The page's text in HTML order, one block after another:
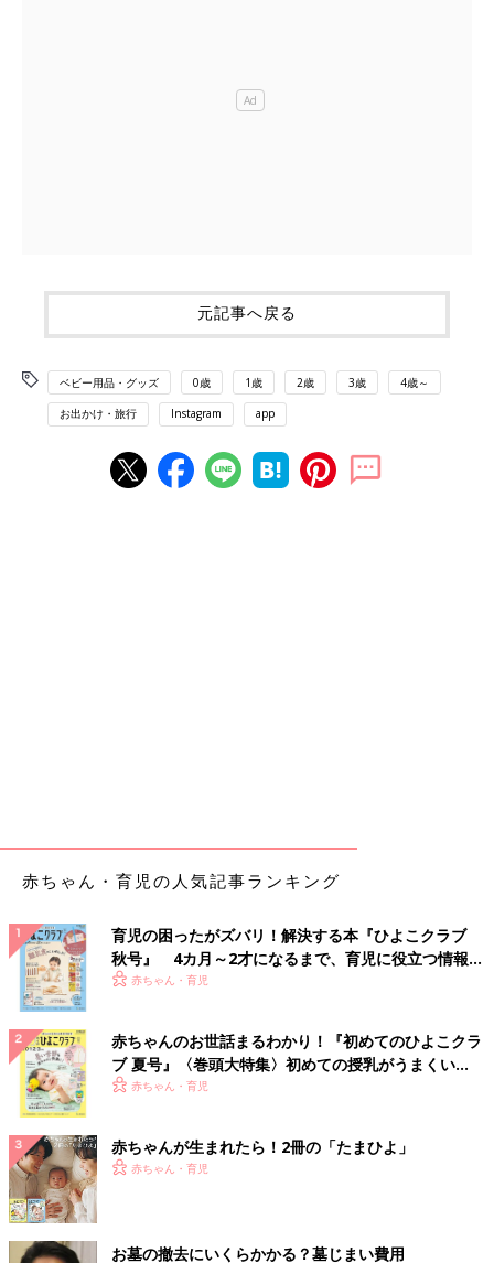
元記事へ戻る
ベビー用品・グッズ 0歳 1歳 2歳 3歳 4歳～
お出かけ・旅行 Instagram app
赤ちゃん・育児の人気記事ランキング
育児の困ったがズバリ！解決する本『ひよこクラブ
秋号』 4カ月～2才になるまで、育児に役立つ情報が
いっぱい！
赤ちゃん・育児
赤ちゃんのお世話まるわかり！『初めてのひよこクラ
ブ 夏号』〈巻頭大特集〉初めての授乳がうまくい
く！ おっぱい・ミルクの基本と夏のトラブル 解決テ
赤ちゃん・育児
赤ちゃんが生まれたら！2冊の「たまひよ」
赤ちゃん・育児
お墓の撤去にいくらかかる？墓じまい費用